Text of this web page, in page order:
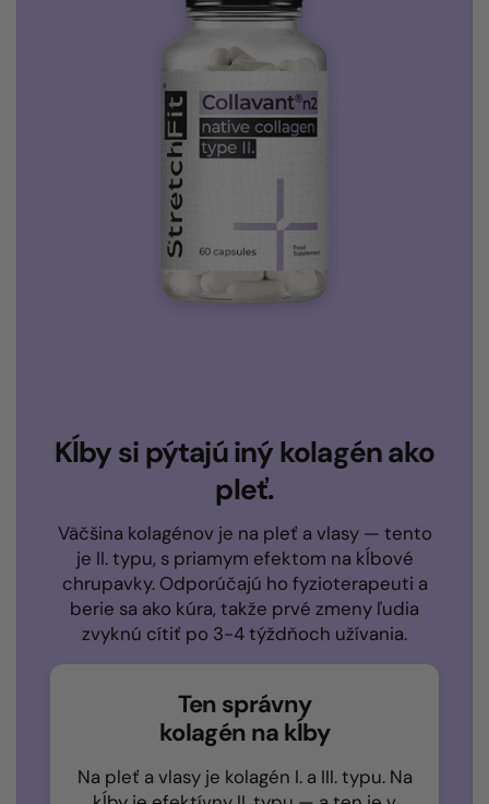
Kĺby si pýtajú iný kolagén ako
pleť.
Väčšina kolagénov je na pleť a vlasy — tento
je II. typu, s priamym efektom na kĺbové
chrupavky. Odporúčajú ho fyzioterapeuti a
berie sa ako kúra, takže prvé zmeny ľudia
zvyknú cítiť po 3-4 týždňoch užívania.
Ten správny
kolagén na kĺby
Na pleť a vlasy je kolagén I. a III. typu. Na